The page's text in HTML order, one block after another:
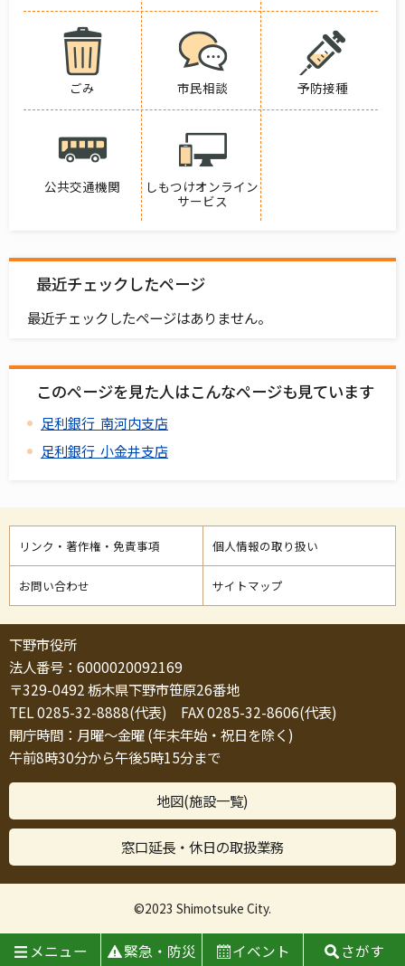
ごみ 市民相談 予防接種
公共交通機関
しもつけオンライン
サービス
最近チェックしたページ
最近チェックしたページはありません。
このページを見た人はこんなページも見ています
足利銀行 南河内支店
足利銀行 小金井支店
リンク・著作権・免責事項 個人情報の取り扱い
お問い合わせ サイトマップ
下野市役所
法人番号：6000020092169
〒329-0492 栃木県下野市笹原26番地
TEL 0285-32-8888(代表) FAX 0285-32-8606(代表)
開庁時間：月曜～金曜 (年末年始・祝日を除く)
午前8時30分から午後5時15分まで
地図(施設一覧)
窓口延長・休日の取扱業務
©2023 Shimotsuke City.
メニュー 緊急・防災 イベント さがす